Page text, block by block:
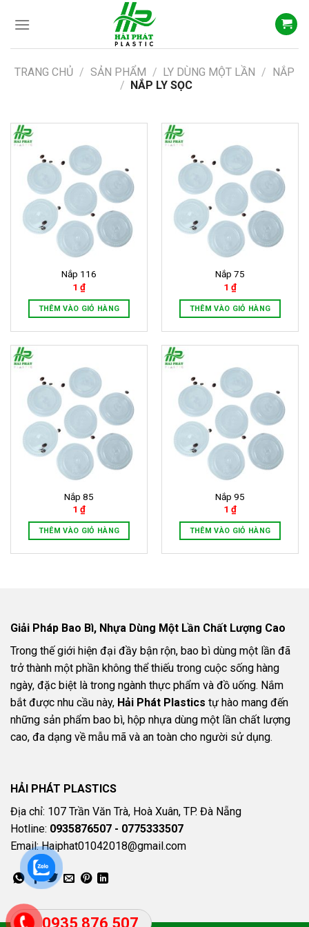
0935 876 507
TRANG CHỦ / SẢN PHẨM / LY DÙNG MỘT LẦN / NẮP
/ NẮP LY SỌC
Nắp 116
1 ₫
THÊM VÀO GIỎ HÀNG
Nắp 75
1 ₫
THÊM VÀO GIỎ HÀNG
Nắp 85
1 ₫
THÊM VÀO GIỎ HÀNG
Nắp 95
1 ₫
THÊM VÀO GIỎ HÀNG
Giải Pháp Bao Bì, Nhựa Dùng Một Lần Chất Lượng Cao
Trong thế giới hiện đại đầy bận rộn, bao bì dùng một lần đã
trở thành một phần không thể thiếu trong cuộc sống hàng
ngày, đặc biệt là trong ngành thực phẩm và đồ uống. Nắm
bắt được nhu cầu này, Hải Phát Plastics tự hào mang đến
những sản phẩm bao bì, hộp nhựa dùng một lần chất lượng
cao, đa dạng về mẫu mã và an toàn cho người sử dụng.
HẢI PHÁT PLASTICS
Địa chỉ: 107 Trần Văn Trà, Hoà Xuân, TP. Đà Nẵng
Hotline: 0935876507 - 0775333507
Email: Haiphat01042018@gmail.com